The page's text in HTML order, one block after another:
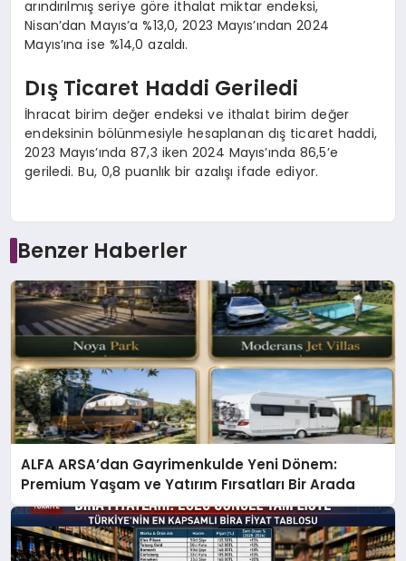
arındırılmış seriye göre ithalat miktar endeksi,
Nisan’dan Mayıs’a %13,0, 2023 Mayıs’ından 2024
Mayıs’ına ise %14,0 azaldı.
Dış Ticaret Haddi Geriledi
İhracat birim değer endeksi ve ithalat birim değer
endeksinin bölünmesiyle hesaplanan dış ticaret haddi,
2023 Mayıs’ında 87,3 iken 2024 Mayıs’ında 86,5’e
geriledi. Bu, 0,8 puanlık bir azalışı ifade ediyor.
Benzer Haberler
ALFA ARSA’dan Gayrimenkulde Yeni Dönem:
Premium Yaşam ve Yatırım Fırsatları Bir Arada